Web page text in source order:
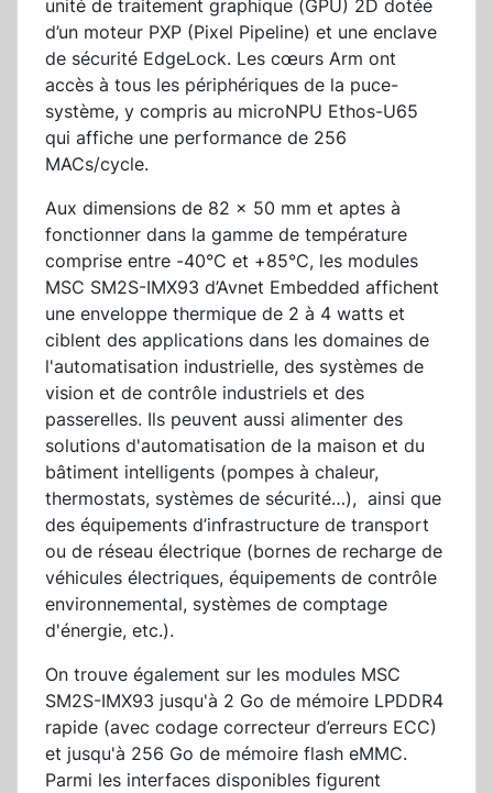
unité de traitement graphique (GPU) 2D dotée
d’un moteur PXP (Pixel Pipeline) et une enclave
de sécurité EdgeLock. Les cœurs Arm ont
accès à tous les périphériques de la puce-
système, y compris au microNPU Ethos-U65
qui affiche une performance de 256
MACs/cycle.
Aux dimensions de 82 x 50 mm et aptes à
fonctionner dans la gamme de température
comprise entre -40°C et +85°C, les modules
MSC SM2S-IMX93 d’Avnet Embedded affichent
une enveloppe thermique de 2 à 4 watts et
ciblent des applications dans les domaines de
l'automatisation industrielle, des systèmes de
vision et de contrôle industriels et des
passerelles. Ils peuvent aussi alimenter des
solutions d'automatisation de la maison et du
bâtiment intelligents (pompes à chaleur,
thermostats, systèmes de sécurité…), ainsi que
des équipements d’infrastructure de transport
ou de réseau électrique (bornes de recharge de
véhicules électriques, équipements de contrôle
environnemental, systèmes de comptage
d'énergie, etc.).
On trouve également sur les modules MSC
SM2S-IMX93 jusqu'à 2 Go de mémoire LPDDR4
rapide (avec codage correcteur d’erreurs ECC)
et jusqu'à 256 Go de mémoire flash eMMC.
Parmi les interfaces disponibles figurent